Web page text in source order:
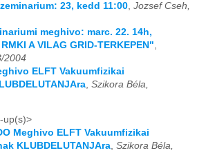
06 07 08 09 10 11 12
06 07 08 09 10 11 12
06 07 08 09 10 11 12
06 07
06 07 08 09 10 11 12
23, kedd 11:00 Jozsef Cseh,
meghivo: marc. 22. 14h,
A VILAG GRID-TERKEPEN"
2004
ELFT Vakuumfizikai
Szikora Béla,
up(s)>
Meghivo ELFT Vakuumfizikai
KLUBDELUTANJAra, Szikora Béla,